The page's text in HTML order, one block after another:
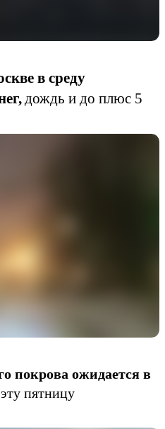
в среду
дождь и до плюс 5
покрова ожидается в
пятницу